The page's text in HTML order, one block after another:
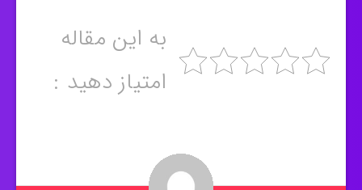
به این مقاله
امتیاز دهید :